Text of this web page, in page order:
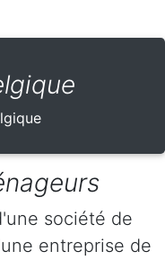
société de
entreprise de